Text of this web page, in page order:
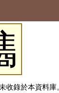
收錄於本資料庫